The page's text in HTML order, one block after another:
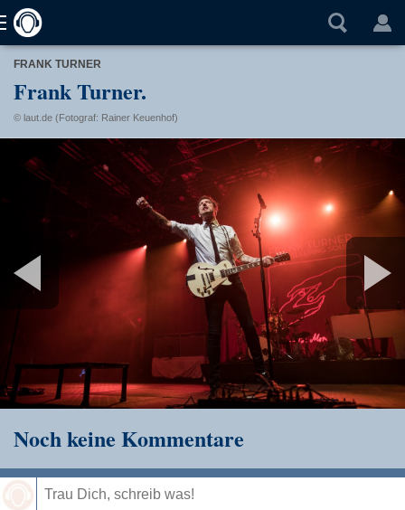
FRANK TURNER
Frank Turner.
© laut.de (Fotograf: Rainer Keuenhof)
Noch keine Kommentare